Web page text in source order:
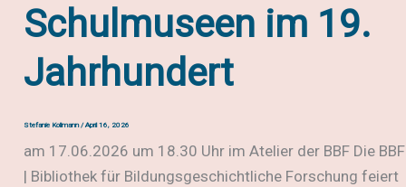
Schulmuseen im 19.
Jahrhundert
Stefanie Kollmann/April 16, 2026
am 17.06.2026 um 18.30 Uhr im Atelier der BBF Die BBF
| Bibliothek für Bildungsgeschichtliche Forschung feiert